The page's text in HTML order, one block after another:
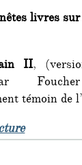
livres
II,
témoin de
de «